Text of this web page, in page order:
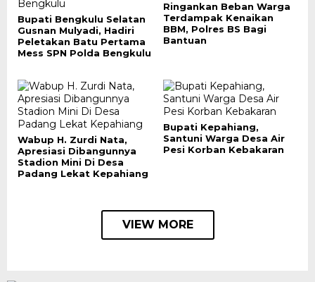
Bupati Bengkulu Selatan
Gusnan Mulyadi, Hadiri
Peletakan Batu Pertama
Mess SPN Polda Bengkulu
Ringankan Beban Warga
Terdampak Kenaikan
BBM, Polres BS Bagi
Bantuan
Wabup H. Zurdi Nata,
Apresiasi Dibangunnya
Stadion Mini Di Desa
Padang Lekat Kepahiang
Bupati Kepahiang,
Santuni Warga Desa Air
Pesi Korban Kebakaran
VIEW MORE